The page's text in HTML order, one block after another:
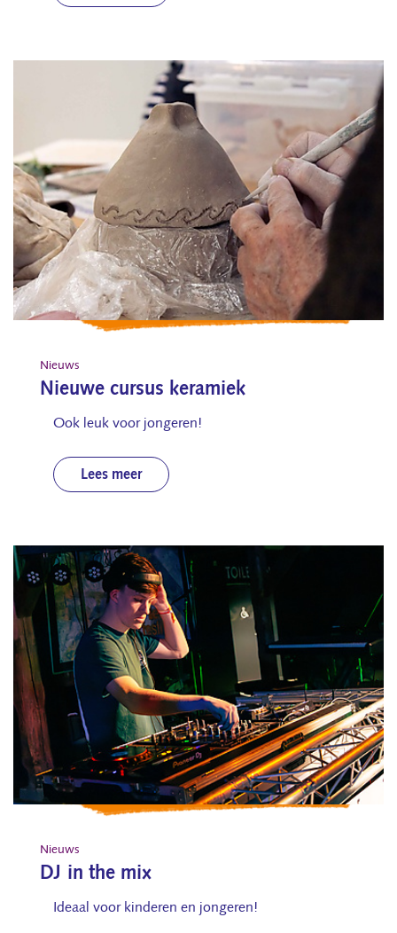
Nieuws
Nieuwe cursus keramiek
Ook leuk voor jongeren!
Lees meer
Nieuws
DJ in the mix
Ideaal voor kinderen en jongeren!